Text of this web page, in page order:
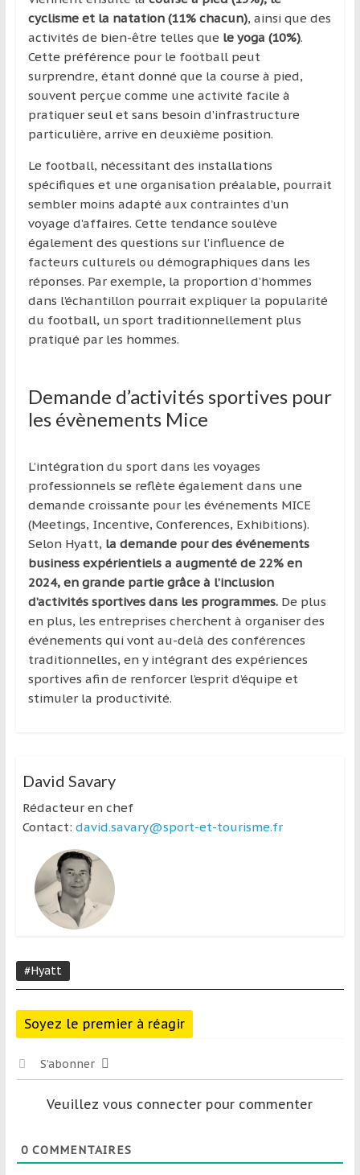
cyclisme et la natation (11% chacun), ainsi que des
activités de bien-être telles que le yoga (10%).
Cette préférence pour le football peut
surprendre, étant donné que la course à pied,
souvent perçue comme une activité facile à
pratiquer seul et sans besoin d’infrastructure
particulière, arrive en deuxième position.
Le football, nécessitant des installations
spécifiques et une organisation préalable, pourrait
sembler moins adapté aux contraintes d’un
voyage d’affaires. Cette tendance soulève
également des questions sur l’influence de
facteurs culturels ou démographiques dans les
réponses. Par exemple, la proportion d’hommes
dans l’échantillon pourrait expliquer la popularité
du football, un sport traditionnellement plus
pratiqué par les hommes.
Demande d’activités sportives pour
les évènements Mice
L’intégration du sport dans les voyages
professionnels se reflète également dans une
demande croissante pour les événements MICE
(Meetings, Incentive, Conferences, Exhibitions).
Selon Hyatt, la demande pour des événements
business expérientiels a augmenté de 22% en
2024, en grande partie grâce à l’inclusion
d’activités sportives dans les programmes.De plus
en plus, les entreprises cherchent à organiser des
événements qui vont au-delà des conférences
traditionnelles, en y intégrant des expériences
sportives afin de renforcer l’esprit d’équipe et
stimuler la productivité.
David Savary
Rédacteur en chef
Contact: david.savary@sport-et-tourisme.fr
#Hyatt
Soyez le premier à réagir
S’abonner
Veuillez vous connecter pour commenter
0COMMENTAIRES